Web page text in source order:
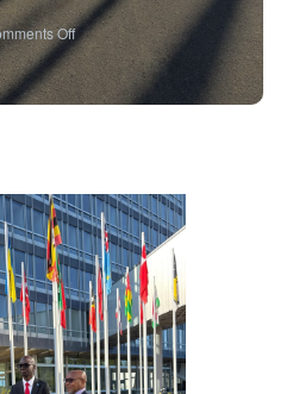
Off
On
Waziri
Mhagama,
Profesa
WHO
Kanda
Ya
Afrika
Wakiwasili
Kushiriki
Uchaguzi